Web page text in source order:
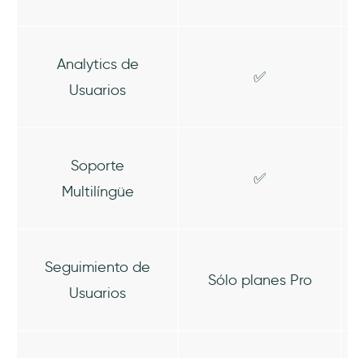
Analytics de
Usuarios
✅
Soporte
Multilíngüe
✅
Seguimiento de
Usuarios
Sólo planes Pro